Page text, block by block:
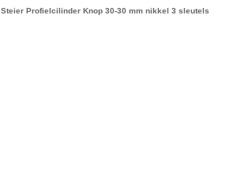
Steier Profielcilinder Knop 30-30 mm nikkel 3 sleutels